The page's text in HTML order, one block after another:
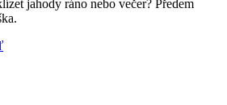
jahody ráno nebo večer? Předem